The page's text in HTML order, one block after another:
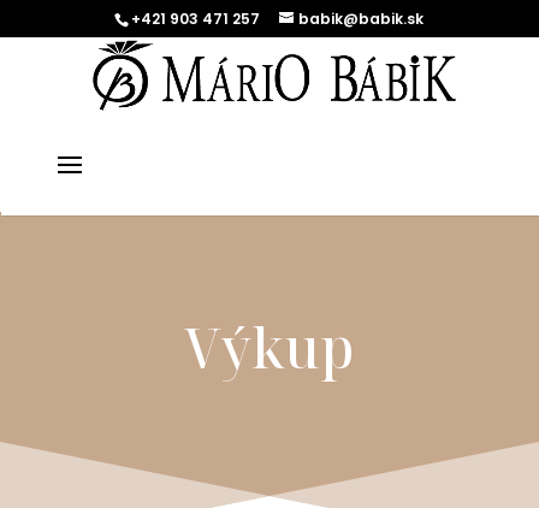
+421 903 471 257 babik@babik.sk
Výkup